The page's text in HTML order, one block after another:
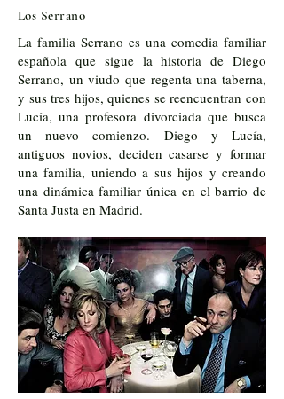
Los Serrano
La familia Serrano es una comedia familiar
española que sigue la historia de Diego
Serrano, un viudo que regenta una taberna,
y sus tres hijos, quienes se reencuentran con
Lucía, una profesora divorciada que busca
un nuevo comienzo. Diego y Lucía,
antiguos novios, deciden casarse y formar
una familia, uniendo a sus hijos y creando
una dinámica familiar única en el barrio de
Santa Justa en Madrid.